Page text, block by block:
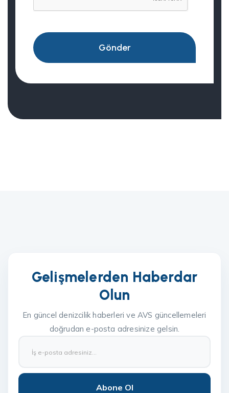
Gönder
Gelişmelerden Haberdar
Olun
En güncel denizcilik haberleri ve AVS güncellemeleri
doğrudan e-posta adresinize gelsin.
Abone Ol